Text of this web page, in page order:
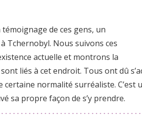
de ces gens, un
Tchernobyl. Nous suivons ces
actuelle et montrons la
liés à cet endroit. Tous ont dû
normalité surréaliste. C’est
sa propre façon de s’y prendre.